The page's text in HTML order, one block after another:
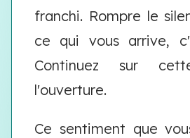
franchi. Rompre le
ce qui vous arrive,
Continuez sur
l'ouverture.
Ce sentiment que